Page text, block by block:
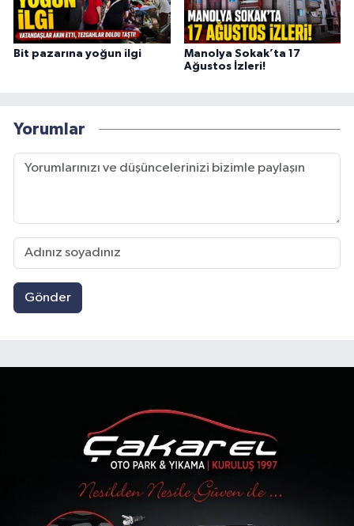
Bit pazarına yoğun ilgi
Manolya Sokak’ta 17
Ağustos İzleri!
Yorumlar
Gönder